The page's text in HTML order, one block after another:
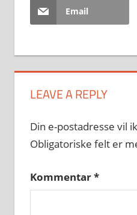
Email
LEAVE A REPLY
Din e-postadresse vil
Obligatoriske felt er
Kommentar*